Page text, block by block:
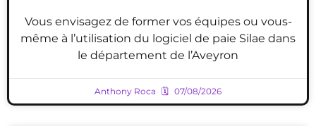
Vous envisagez de former vos équipes ou vous-
même à l’utilisation du logiciel de paie Silae dans
le département de l’Aveyron
Anthony Roca 07/08/2026